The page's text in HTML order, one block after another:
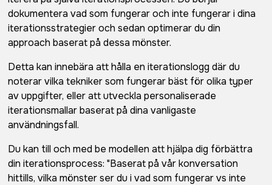
dokumentera vad som fungerar och inte fungerar i dina
iterationsstrategier och sedan optimerar du din
approach baserat på dessa mönster.
Detta kan innebära att hålla en iterationslogg där du
noterar vilka tekniker som fungerar bäst för olika typer
av uppgifter, eller att utveckla personaliserade
iterationsmallar baserat på dina vanligaste
användningsfall.
Du kan till och med be modellen att hjälpa dig förbättra
din iterationsprocess: "Baserat på vår konversation
hittills, vilka mönster ser du i vad som fungerar vs inte